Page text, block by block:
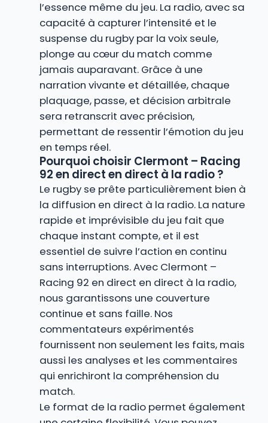
l’essence même du jeu. La radio, avec sa
capacité à capturer l’intensité et le
suspense du rugby par la voix seule,
plonge au cœur du match comme
jamais auparavant. Grâce à une
narration vivante et détaillée, chaque
plaquage, passe, et décision arbitrale
sera retranscrit avec précision,
permettant de ressentir l’émotion du jeu
en temps réel.
Pourquoi choisir Clermont – Racing
92 en direct en direct à la radio ?
Le rugby se prête particulièrement bien à
la diffusion en direct à la radio. La nature
rapide et imprévisible du jeu fait que
chaque instant compte, et il est
essentiel de suivre l’action en continu
sans interruptions. Avec Clermont –
Racing 92 en direct en direct à la radio,
nous garantissons une couverture
continue et sans faille. Nos
commentateurs expérimentés
fournissent non seulement les faits, mais
aussi les analyses et les commentaires
qui enrichiront la compréhension du
match.
Le format de la radio permet également